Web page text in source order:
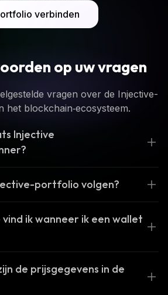
verbinden
op uw vragen
vragen over de Injective-
het blockchain‑ecosysteem.
Injective
portfolio volgen?
ik wanneer ik een wallet
de prijsgegevens in de